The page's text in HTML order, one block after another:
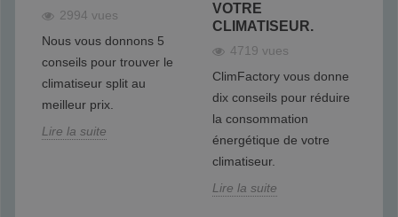
2994 vues
Nous vous donnons 5
conseils pour trouver le
climatiseur split au
meilleur prix.
Lire la suite
VOTRE
CLIMATISEUR.
4719 vues
ClimFactory vous donne
dix conseils pour réduire
la consommation
énergétique de votre
climatiseur.
Lire la suite